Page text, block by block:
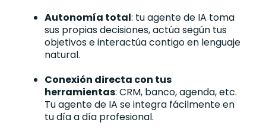
Autonomía total: tu agente de IA toma
sus propias decisiones, actúa según tus
objetivos e interactúa contigo en lenguaje
natural.
Conexión directa con tus
herramientas: CRM, banco, agenda, etc.
Tu agente de IA se integra fácilmente en
tu día a día profesional.